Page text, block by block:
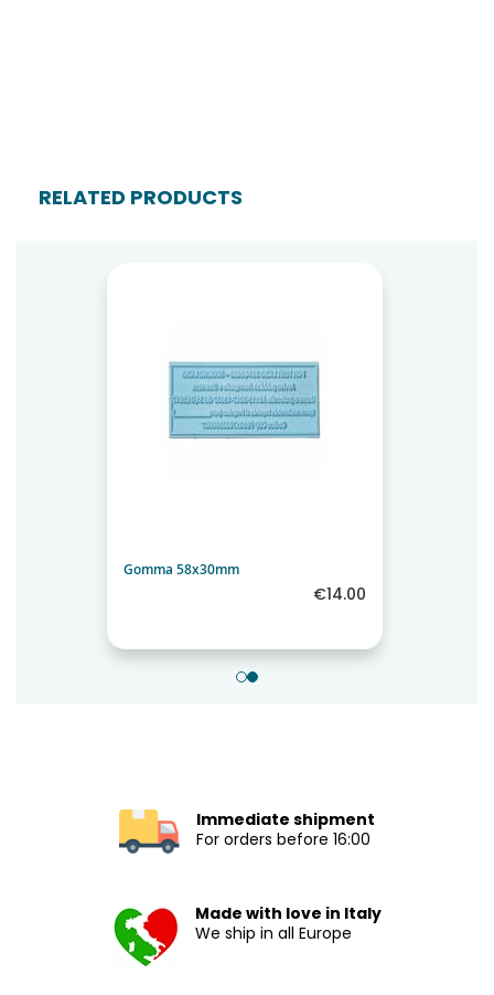
RELATED PRODUCTS
Stamp Pad Trodat Professional 5460
From
Immediate shipment
For orders before 16:00
Made with love in Italy
We ship in all Europe